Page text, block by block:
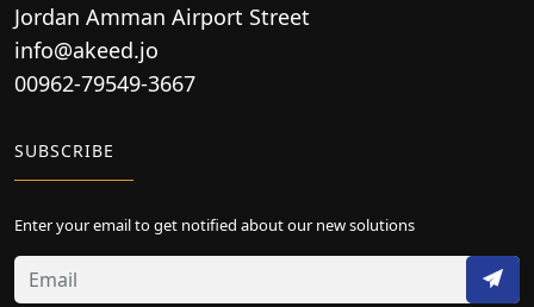
Jordan Amman Airport Street
info@akeed.jo
00962-79549-3667
SUBSCRIBE
Enter your email to get notified about our new solutions